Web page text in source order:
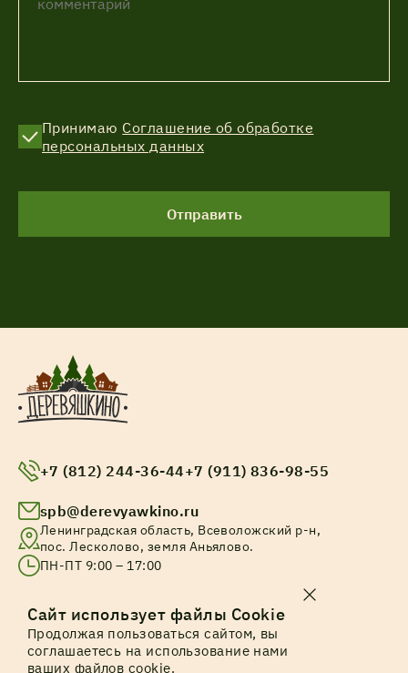
Принимаю Соглашение об обработке
персональных данных
Отправить
+7 (812) 244-36-44+7 (911) 836-98-55
spb@derevyawkino.ru
Ленинградская область, Всеволожский р-н,
пос. Лесколово, земля Аньялово.
ПН-ПТ 9:00 – 17:00
Политика конфиденциальности
Сайт использует файлы Cookie
Продолжая пользоваться сайтом, вы
соглашаетесь на использование нами
ваших файлов cookie.